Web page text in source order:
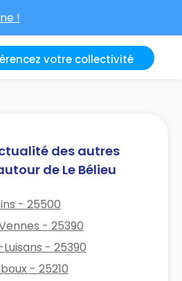
!
votre collectivité
des autres
de Le Bélieu
- 25500
- 25390
- 25390
- 25210